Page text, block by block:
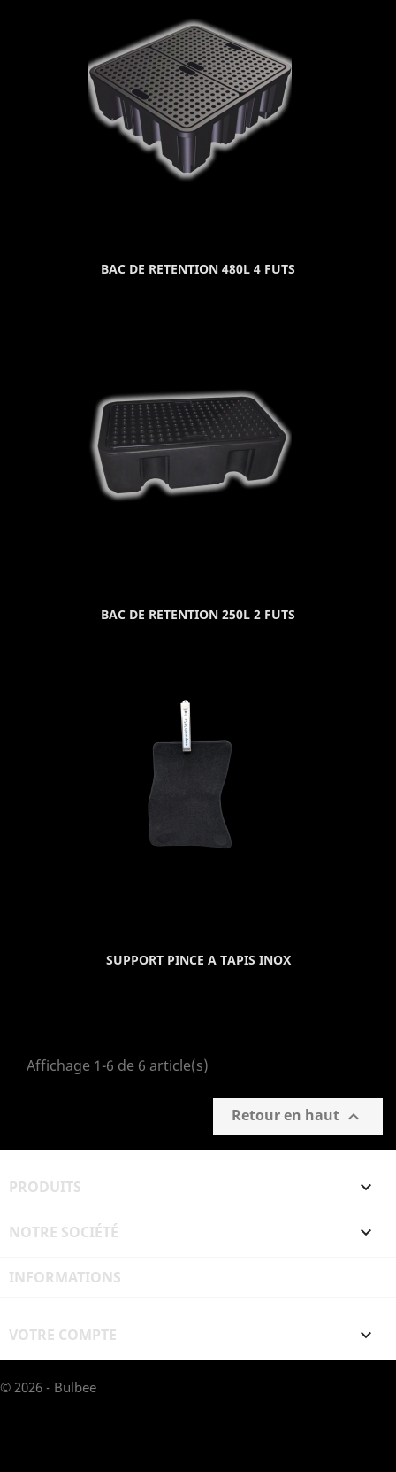
BAC DE RETENTION 480L 4 FUTS
BAC DE RETENTION 250L 2 FUTS
SUPPORT PINCE A TAPIS INOX
Affichage 1-6 de 6 article(s)
Retour en haut 
PRODUITS 
NOTRE SOCIÉTÉ 
INFORMATIONS
VOTRE COMPTE 
© 2026 - Bulbee